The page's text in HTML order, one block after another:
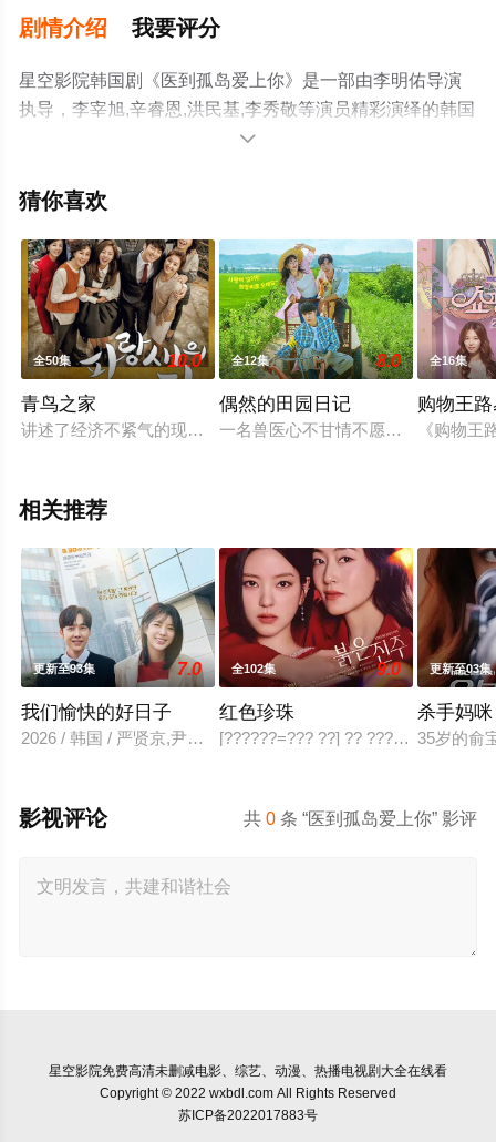
剧情介绍 我要评分
星空影院韩国剧《医到孤岛爱上你》是一部由李明佑导演
执导，李宰旭,辛睿恩,洪民基,李秀敬等演员精彩演绎的韩国
电视剧，手机免费观看高清无删减完整版电视剧全集就上
或剧情网等平台了解。

猜你喜欢
全50集 10.0
青鸟之家
讲述了经济不紧气的现实世界中，父母和子女之间发生的故事，
全12集 8.0
偶然的田园日记
一名兽医心不甘情不愿地从大城市搬
全16集
购物王
《购物
相关推荐
更新至93集 7.0
我们愉快的好日子
2026 / 韩国 / 严贤京,尹仲勋,申正允,尹多英,金惠玉,鲜于在德,尹
全102集 9.0
红色珍珠
[??????=??? ??] ?? ???? ?? ?? ???
更新至03集
杀手妈咪
35岁的俞
共0 条 “医到孤岛爱上你” 影评
影视评论
星空影院免费高清未删减电影、综艺、动漫、热播电视剧大全在线看
Copyright © 2022 wxbdl.com All Rights Reserved
苏ICP备2022017883号